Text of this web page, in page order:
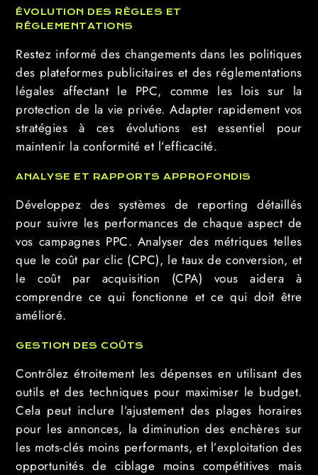
ÉVOLUTION DES RÈGLES ET
RÉGLEMENTATIONS
Restez informé des changements dans les politiques
des plateformes publicitaires et des réglementations
légales affectant le PPC, comme les lois sur la
protection de la vie privée. Adapter rapidement vos
stratégies à ces évolutions est essentiel pour
maintenir la conformité et l’efficacité.
ANALYSE ET RAPPORTS APPROFONDIS
Développez des systèmes de reporting détaillés
pour suivre les performances de chaque aspect de
vos campagnes PPC. Analyser des métriques telles
que le coût par clic (CPC), le taux de conversion, et
le coût par acquisition (CPA) vous aidera à
comprendre ce qui fonctionne et ce qui doit être
amélioré.
GESTION DES COÛTS
Contrôlez étroitement les dépenses en utilisant des
outils et des techniques pour maximiser le budget.
Cela peut inclure l’ajustement des plages horaires
pour les annonces, la diminution des enchères sur
les mots-clés moins performants, et l’exploitation des
opportunités de ciblage moins compétitives mais